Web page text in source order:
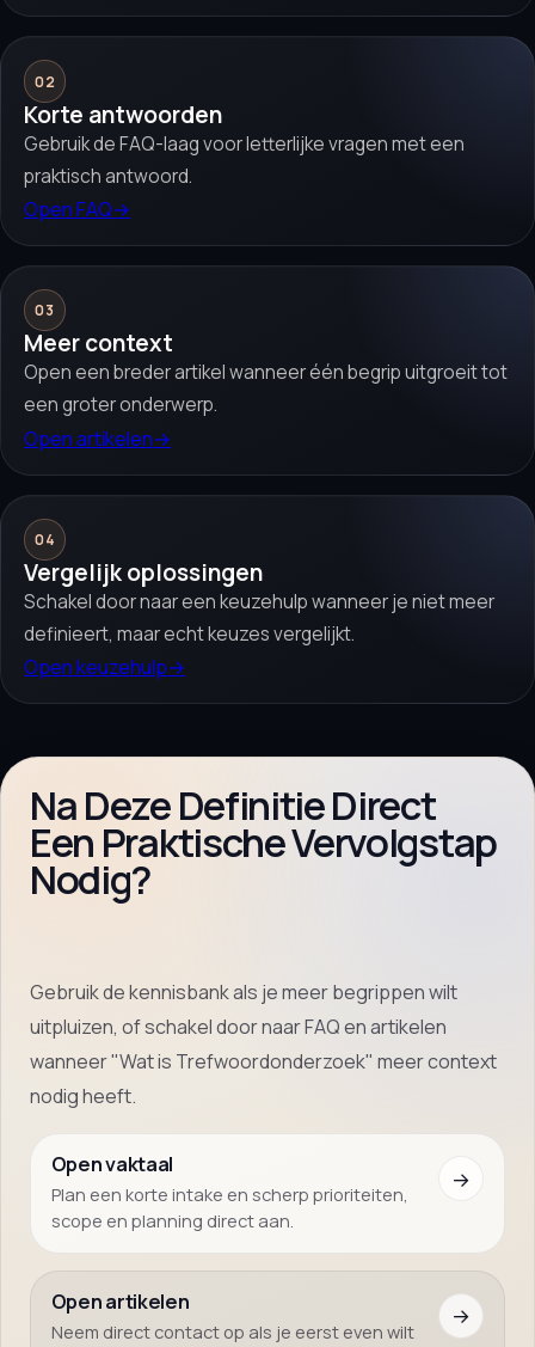
02
Korte antwoorden
Gebruik de FAQ-laag voor letterlijke vragen met een
praktisch antwoord.
Open FAQ→
03
Meer context
Open een breder artikel wanneer één begrip uitgroeit tot
een groter onderwerp.
Open artikelen→
04
Vergelijk oplossingen
Schakel door naar een keuzehulp wanneer je niet meer
definieert, maar echt keuzes vergelijkt.
Open keuzehulp→
Na Deze Definitie Direct
Een Praktische Vervolgstap
Nodig?
Gebruik de kennisbank als je meer begrippen wilt
uitpluizen, of schakel door naar FAQ en artikelen
wanneer "Wat is Trefwoordonderzoek" meer context
nodig heeft.
Open vaktaal
Plan een korte intake en scherp prioriteiten,
scope en planning direct aan.
→
Open artikelen
Neem direct contact op als je eerst even wilt
→